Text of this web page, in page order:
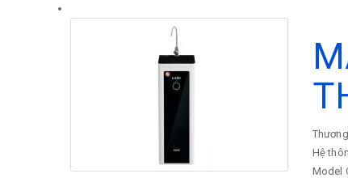
Hệ
Model